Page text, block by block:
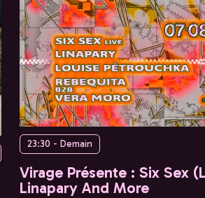
23:30 - Demain
Virage Présente : Six Sex
Linapary And More